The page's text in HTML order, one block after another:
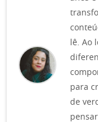
lê. Ao
para
de